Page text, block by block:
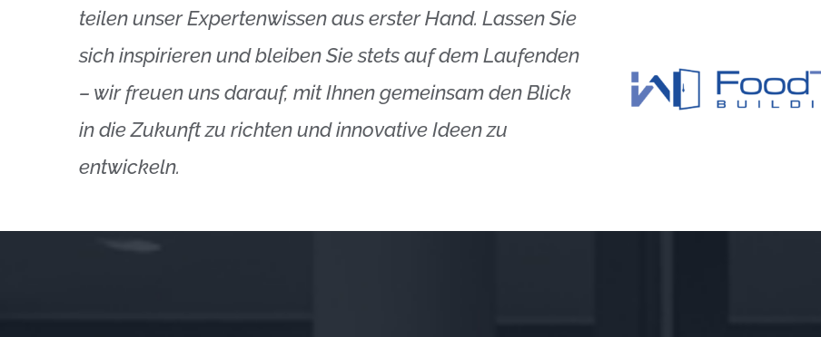
teilen unser Expertenwissen aus erster Hand. Lassen Sie
sich inspirieren und bleiben Sie stets auf dem Laufenden
– wir freuen uns darauf, mit Ihnen gemeinsam den Blick
in die Zukunft zu richten und innovative Ideen zu
entwickeln.